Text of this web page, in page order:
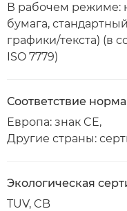
В рабочем режиме:
бумага,
графики/текста) (в
ISO 7779)
Соответствие
Европа: знак CE,
Другие страны:
Экологическая
TUV, CB